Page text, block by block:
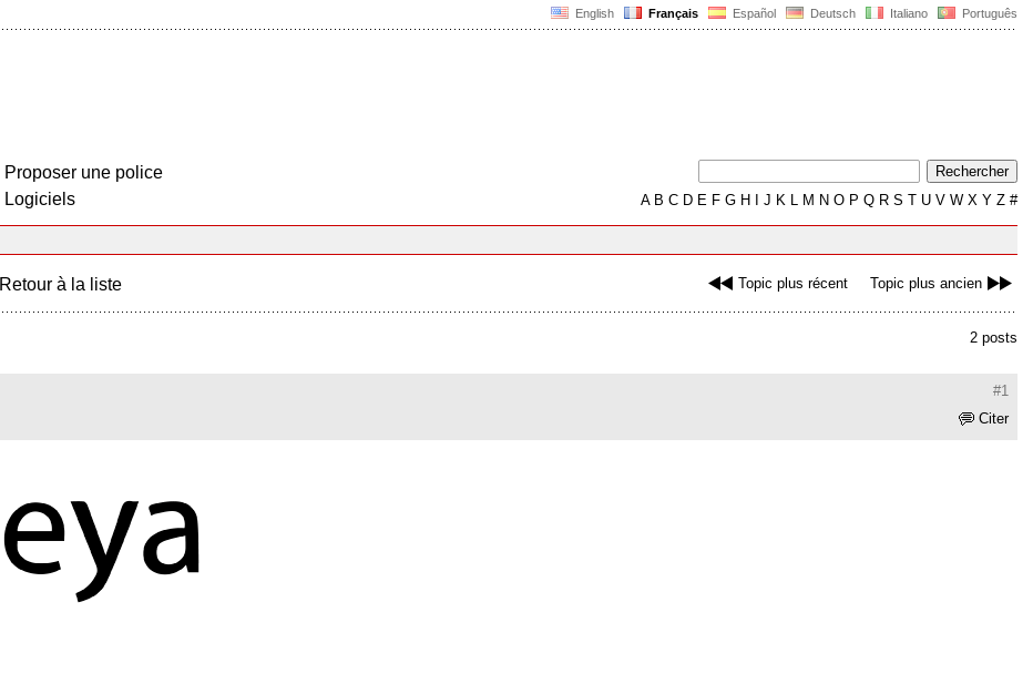
English Français Español Deutsch Italiano Português
Proposer une police
Logiciels
AB C D E F G H J K L M N O P Q R S T U V W X Y Z #
Topic plus récent Topic plus ancien
Retour à la liste
2 posts
#1
Citer